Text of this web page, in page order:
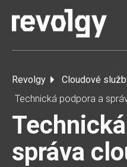
Revolgy
Cloudové
Technická podpora a
správa